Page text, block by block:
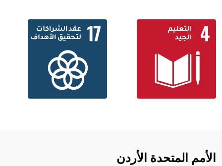
الأمم المتحدة الأردن